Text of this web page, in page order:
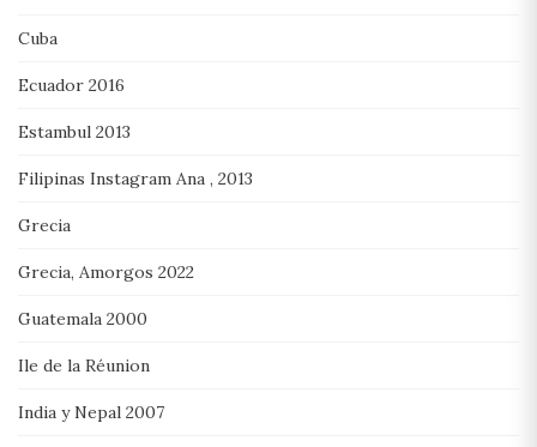
Cuba
Ecuador 2016
Estambul 2013
Filipinas Instagram Ana , 2013
Grecia
Grecia, Amorgos 2022
Guatemala 2000
Ile de la Réunion
India y Nepal 2007